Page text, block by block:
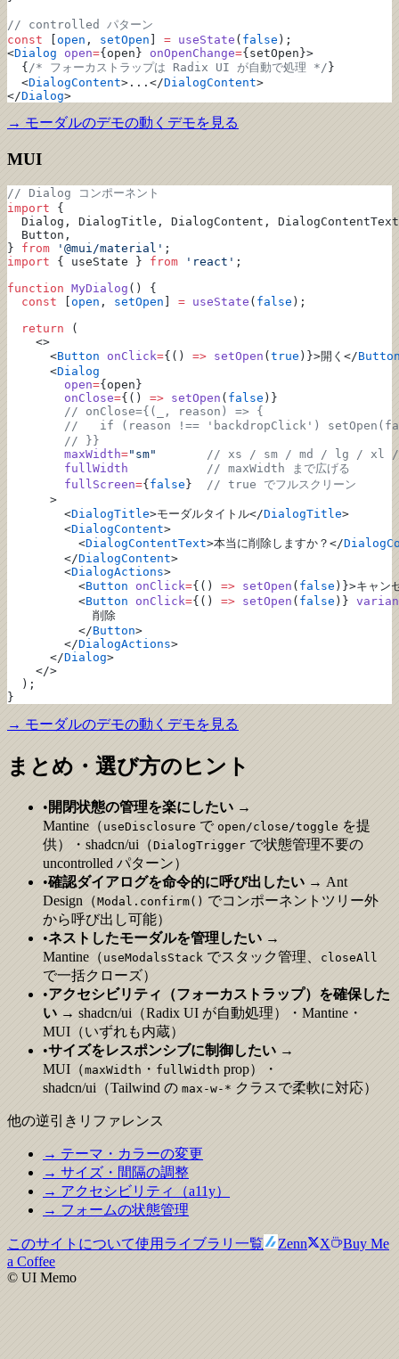
// controlled パターン
const
open , setOpen = useState ( false );
<Dialog open={open} onOpenChange={setOpen}>
  {
/* フォーカストラップは Radix UI が自動で処理 */ }
  <
DialogContent>...</DialogContent>
</Dialog>
→ モーダルのデモの動くデモを見る
MUI
// Dialog コンポーネント
import {
Dialog, DialogTitle, DialogContent,
  Button,
} from '@mui/material' ;
import { useState } from 'react' ;
function MyDialog () {
  const
open , setOpen = useState ( false );
  return
(
    <>
      <
Button onClick={() => setOpen ( true )}>開く</
      <
Dialog
        open
={open}
        onClose
={() => setOpen ( false )}
        // onClose={(_, reason) => {
//   if (reason !== 'backdropClick')
        // }}
        maxWidth
="sm"
// xs / sm / md / lg / xl
        fullWidth
           // maxWidth まで広げる
        fullScreen
={ false } // true でフルスクリーン
      >
        <
DialogTitle>モーダルタイトル</DialogTitle>
        <
DialogContent>
          <
DialogContentText>本当に削除しますか？</
        </
DialogContent>
        <
DialogActions>
          <
Button onClick={() => setOpen ( false )}>キャン
          <
Button onClick={() => setOpen ( false )}
            削除
          </
Button>
        </
DialogActions>
      </
Dialog>
    </>
  );
}
→ モーダルのデモの動くデモを見る
まとめ・選び方のヒント
•開閉状態の管理を楽にしたい →
Mantine（ useDisclosure で open/close/toggle を提
供）・shadcn/ui（DialogTrigger で状態管理不要の
uncontrolled パターン）
•確認ダイアログを命令的に呼び出したい → Ant
Design（Modal.confirm() でコンポーネントツリー外
から呼び出し可能）
•ネストしたモーダルを管理したい →
Mantine（ useModalsStack でスタック管理、 closeAll
で一括クローズ）
•アクセシビリティ（フォーカストラップ）を確保した
い → shadcn/ui（Radix UI が自動処理）・Mantine・
MUI（いずれも内蔵）
•サイズをレスポンシブに制御したい →
MUI（maxWidth ・ fullWidth prop）・
shadcn/ui（Tailwind の max-w-* クラスで柔軟に対応）
他の逆引きリファレンス
→ テーマ・カラーの変更
→ サイズ・間隔の調整
→ アクセシビリティ（a11y）
→ フォームの状態管理
このサイトについて使用ライブラリ一覧 Zenn X
Buy Me
a Coffee
© UI Memo